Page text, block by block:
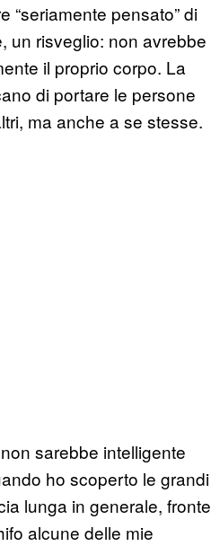
“seriamente pensato” di
un risveglio: non avrebbe
il proprio corpo. La
di portare le persone
ma anche a se stesse.
sarebbe intelligente
ho scoperto le grandi
lunga in generale, fronte
alcune delle mie